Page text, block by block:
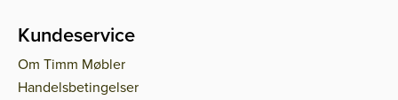
Kundeservice
Om Timm Møbler
Handelsbetingelser